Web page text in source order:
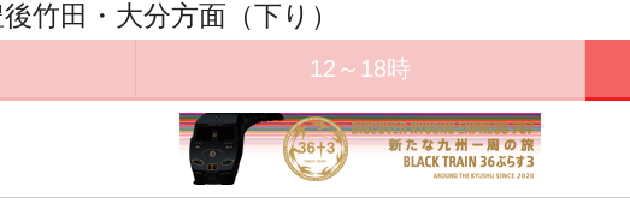
竹田・大分方面（下り）
12～18時